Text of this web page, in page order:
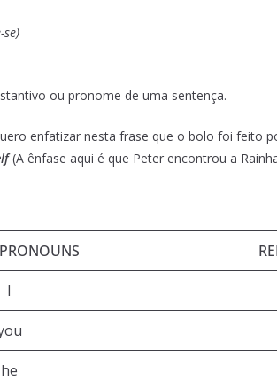
se)
ou pronome de uma sentença.
enfatizar nesta frase que o bolo foi feito
(A ênfase aqui é que Peter encontrou a
I
he